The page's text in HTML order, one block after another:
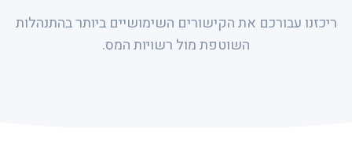
ריכזנו עבורכם את הקישורים השימושיים ביותר בהתנהלות
השוטפת מול רשויות המס.